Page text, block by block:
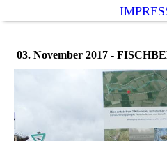
03. November 2017 -